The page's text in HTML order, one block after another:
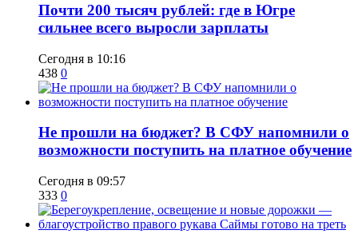
​Почти 200 тысяч рублей: где в Югре
сильнее всего выросли зарплаты
Сегодня в 10:16
438 0
Не прошли на бюджет? В СФУ напомнили о
возможности поступить на платное обучение
Сегодня в 09:57
333 0